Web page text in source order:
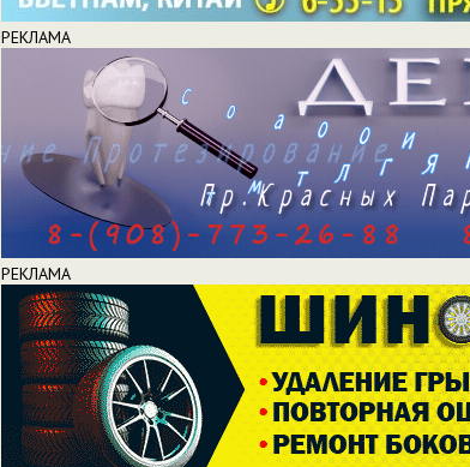
РЕКЛАМА
РЕКЛАМА